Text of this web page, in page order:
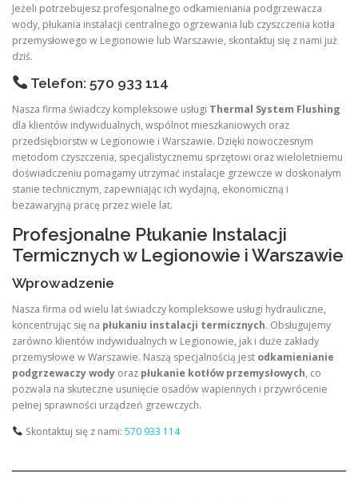
Jeżeli potrzebujesz profesjonalnego odkamieniania podgrzewacza
wody, płukania instalacji centralnego ogrzewania lub czyszczenia kotła
przemysłowego w Legionowie lub Warszawie, skontaktuj się z nami już
dziś.
Telefon: 570 933 114
Nasza firma świadczy kompleksowe usługi Thermal System Flushing
dla klientów indywidualnych, wspólnot mieszkaniowych oraz
przedsiębiorstw w Legionowie i Warszawie. Dzięki nowoczesnym
metodom czyszczenia, specjalistycznemu sprzętowi oraz wieloletniemu
doświadczeniu pomagamy utrzymać instalacje grzewcze w doskonałym
stanie technicznym, zapewniając ich wydajną, ekonomiczną i
bezawaryjną pracę przez wiele lat.
Profesjonalne Płukanie Instalacji
Termicznych w Legionowie i Warszawie
Wprowadzenie
Nasza firma od wielu lat świadczy kompleksowe usługi hydrauliczne,
koncentrując się na płukaniu instalacji termicznych. Obsługujemy
zarówno klientów indywidualnych w Legionowie, jak i duże zakłady
przemysłowe w Warszawie. Naszą specjalnością jest odkamienianie
podgrzewaczy wody oraz płukanie kotłów przemysłowych, co
pozwala na skuteczne usunięcie osadów wapiennych i przywrócenie
pełnej sprawności urządzeń grzewczych.
Skontaktuj się z nami: 570 933 114